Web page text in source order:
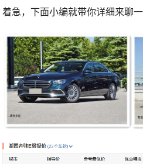
着急，下面小编就带你详细来聊一